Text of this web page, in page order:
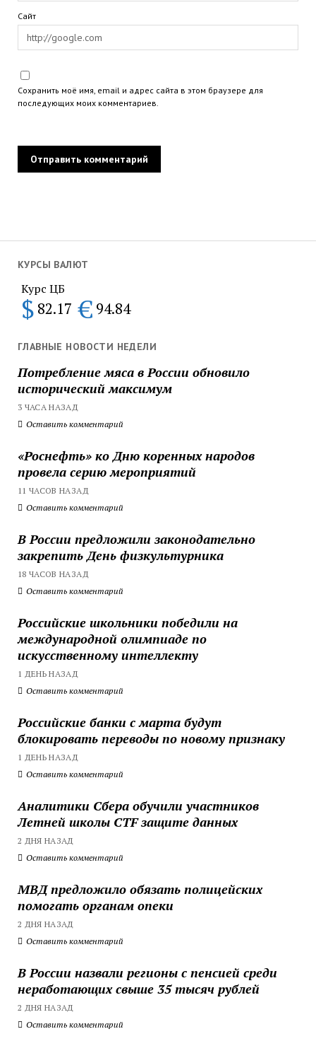
КУРСЫ ВАЛЮТ
Курс ЦБ
$ 82.17 € 94.84
ГЛАВНЫЕ НОВОСТИ НЕДЕЛИ
Потребление мяса в России обновило
исторический максимум
3 ЧАСА НАЗАД
Оставить комментарий
«Роснефть» ко Дню коренных народов
провела серию мероприятий
11 ЧАСОВ НАЗАД
Оставить комментарий
В России предложили законодательно
закрепить День физкультурника
18 ЧАСОВ НАЗАД
Оставить комментарий
Российские школьники победили на
международной олимпиаде по
искусственному интеллекту
1 ДЕНЬ НАЗАД
Оставить комментарий
Российские банки с марта будут
блокировать переводы по новому признаку
1 ДЕНЬ НАЗАД
Оставить комментарий
Аналитики Сбера обучили участников
Летней школы CTF защите данных
2 ДНЯ НАЗАД
Оставить комментарий
МВД предложило обязать полицейских
помогать органам опеки
2 ДНЯ НАЗАД
Оставить комментарий
В России назвали регионы с пенсией среди
неработающих свыше 35 тысяч рублей
2 ДНЯ НАЗАД
Оставить комментарий
Сайт
Сохранить моё имя, email и адрес сайта в этом браузере для
последующих моих комментариев.